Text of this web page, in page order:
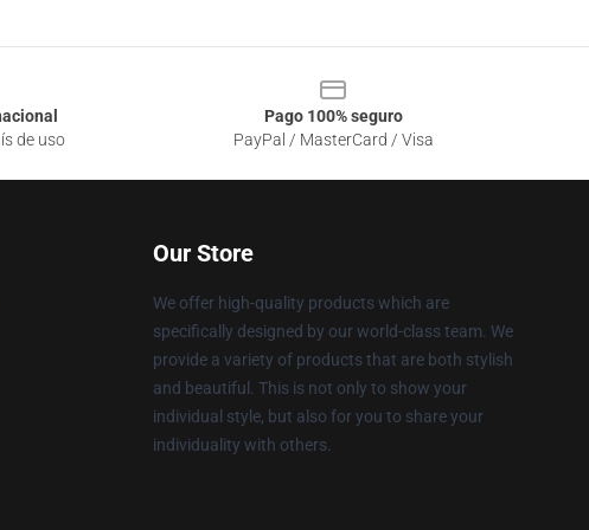
de uso
Pago 100% seguro
PayPal / MasterCard / Visa
Our Store
We offer high-quality products which are
specifically designed by our world-class team. We
provide a variety of products that are both stylish
and beautiful. This is not only to show your
individual style, but also for you to share your
individuality with others.